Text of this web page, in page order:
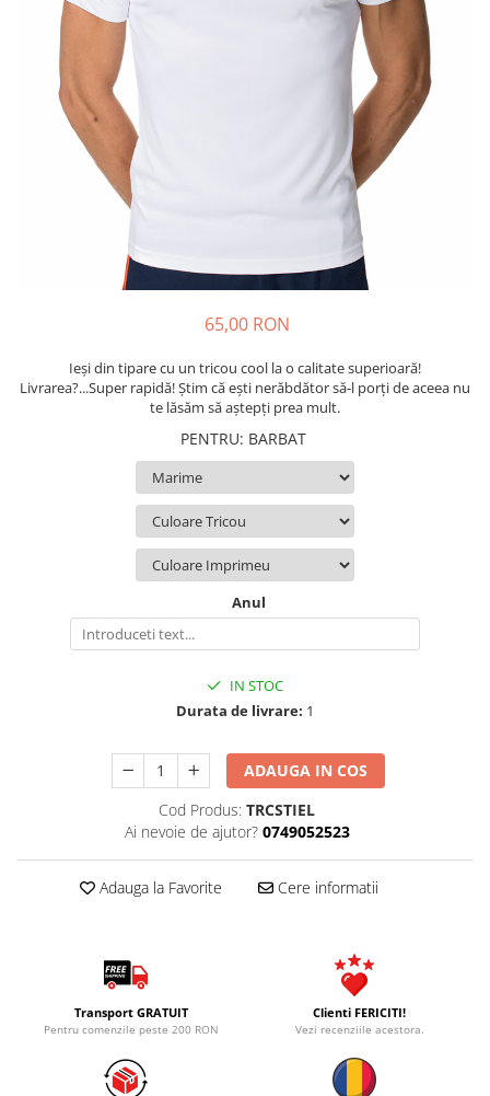
Tricouri Diverse
Tricouri Azi esti Tanar si maine...
Tricouri Motivationale
Tricouri Mamici
Tricouri Pensionari
Tricouri Animalute
Tricouri Mesaje Virale
Tricouri Copii
65,00 RON
Ieși din tipare cu un tricou cool la o calitate superioară!
Livrarea?...Super rapidă! Știm că ești nerăbdător să-l porți de aceea nu
te lăsăm să aștepți prea mult.
PENTRU: BARBAT
Anul
IN STOC
Durata de livrare: 1
ADAUGA IN COS
Cod Produs: TRCSTIEL
Ai nevoie de ajutor? 0749052523
Adauga la Favorite Cere informatii
Transport GRATUIT
Pentru comenzile peste 200 RON
Clienti FERICITI!
Vezi recenziile acestora.